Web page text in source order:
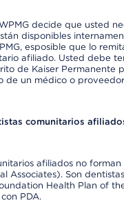
decide que usted
disponibles
esposible que lo
afiliado. Usted debe
de Kaiser Permanente
de un médico o
comunitarios
afiliados no
Associates). Son
Health Plan of
PDA.